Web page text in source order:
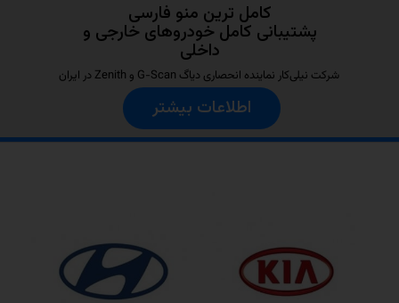
اطلاعات بیشتر
شرکت نیلی‌کار نماینده انحصاری دیاگ G-Scan و Zenith در ایران
کامل ترین منو فارسی
پشتیبانی کامل خودروهای خارجی و
داخلی